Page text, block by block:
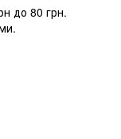
до 80 грн.